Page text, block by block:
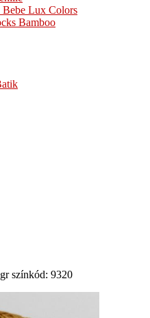
Bebe Lux Colors
Bamboo
színkód: 9320